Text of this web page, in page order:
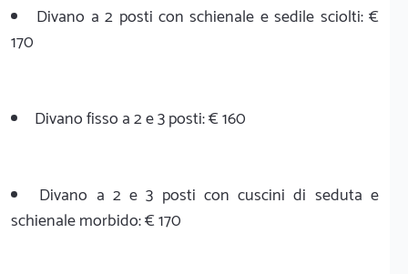
Divano a 2 posti con schienale e sedile sciolti: €
170
Divano fisso a 2 e 3 posti: € 160
Divano a 2 e 3 posti con cuscini di seduta e
schienale morbido: € 170